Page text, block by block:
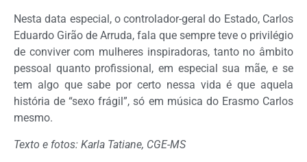
Nesta data especial, o controlador-geral do Estado, Carlos
Eduardo Girão de Arruda, fala que sempre teve o privilégio
de conviver com mulheres inspiradoras, tanto no âmbito
pessoal quanto profissional, em especial sua mãe, e se
tem algo que sabe por certo nessa vida é que aquela
história de “sexo frágil”, só em música do Erasmo Carlos
mesmo.
Texto e fotos: Karla Tatiane, CGE-MS